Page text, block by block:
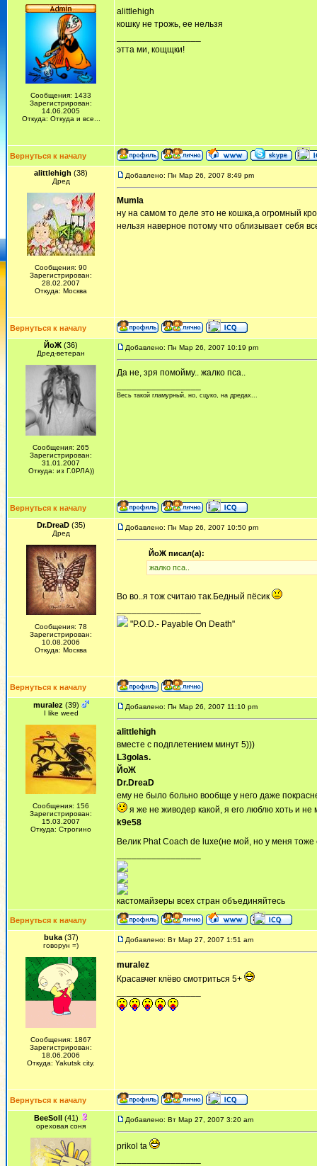
Сообщения: 1433
Зарегистрирован:
14.06.2005
Откуда: Откуда и все...
alittlehigh
кошку не трожь, ее нельзя
этта ми, кощщки!
Вернуться к началу
alittlehigh (38)
Дред
Сообщения: 90
Зарегистрирован:
28.02.2007
Откуда: Москва
Добавлено: Пн Мар 26, 2007 8:49 pm
Mumla
ну на самом то деле это не кошка,а огромный
нельзя наверное потому что облизывает себя
Вернуться к началу
ЙоЖ (36)
Дред-ветеран
Сообщения: 265
Зарегистрирован:
31.01.2007
Откуда: из Г.0РЛА))
Добавлено: Пн Мар 26, 2007 10:19 pm
Да не, зря помойму.. жалко пса..
Весь такой гламурный, но, сцуко, на дредах...
Вернуться к началу
Dr.DreaD(35)
Дред
Сообщения: 78
Зарегистрирован:
10.08.2006
Откуда: Москва
Добавлено: Пн Мар 26, 2007 10:50 pm
ЙоЖ писал(а):
жалко пса..
Во во..я тож считаю так.Бедный пёсик
"P.O.D.- Payable On Death"
Вернуться к началу
muralez (39)
I like weed
Сообщения: 156
Зарегистрирован:
15.03.2007
Откуда: Строгино
Добавлено: Пн Мар 26, 2007 11:10 pm
alittlehigh
вместе с подплетением минут 5)))
L3golas.
ЙоЖ
Dr.DreaD
ему не было больно вообще у него даже
я же не живодер какой, я его люблю хоть и не
k9e58
Велик Phat Coach de luxe(не мой, но у меня тоже
кастомайзеры всех стран объединяйтесь
Вернуться к началу
buka(37)
говорун =)
Сообщения: 1867
Зарегистрирован:
18.06.2006
Откуда: Yakutsk city.
Добавлено: Вт Мар 27, 2007 1:51 am
muralez
Красавчег клёво смотриться 5+
Вернуться к началу
BeeSoll(41)
ореховая соня
Добавлено: Вт Мар 27, 2007 3:20 am
prikol ta